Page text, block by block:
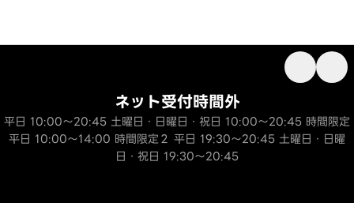
ネット受付時間外
平日 10:00～20:45 土曜日・日曜日・祝日 10:00～20:45 時間限定
平日 10:00～14:00 時間限定２ 平日 19:30～20:45 土曜日・日曜
日・祝日 19:30～20:45